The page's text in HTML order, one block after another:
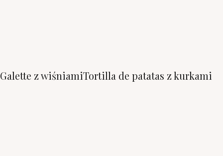
Galette z wiśniamiTortilla de patatas z kurkami